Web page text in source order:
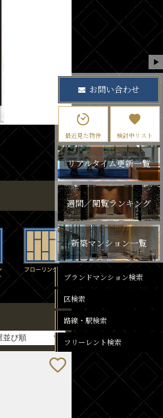
お問い合わせ
最近見た物件 検討中リスト
リアルタイム更新一覧
週間／閲覧ランキング
新築マンション一覧
ブランドマンション検索
区検索
路線・駅検索
フリーレント検索